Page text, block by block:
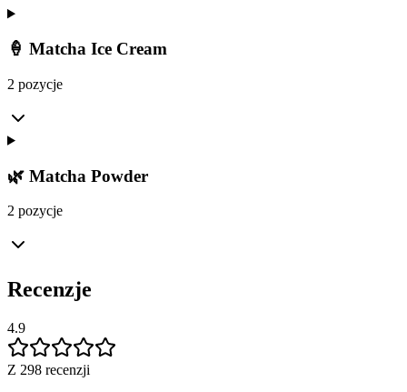
🍦 Matcha Ice Cream
2 pozycje
🌿 Matcha Powder
2 pozycje
Recenzje
4.9
Z 298 recenzji